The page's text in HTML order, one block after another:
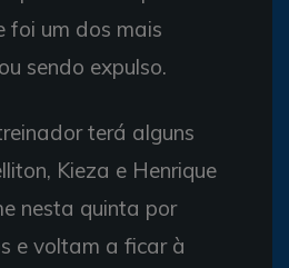
foi um dos mais
sendo expulso.
terá alguns
Kieza e Henrique
nesta quinta por
e voltam a ficar à